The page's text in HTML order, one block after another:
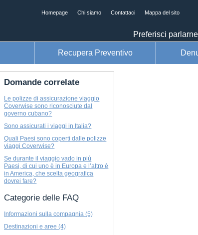
Homepage Chi siamo Contattaci Mappa del sito
Preferisci
Recupera Preventivo
Domande correlate
Le polizze di assicurazione viaggio
Coverwise sono riconosciute dal
governo cubano?
Sono assicurati i viaggi in Italia?
Quali Paesi sono coperti dalle polizze
viaggi Coverwise?
Se durante il viaggio vado in più
Paesi, di cui uno è in Europa e l’altro è
in America, che scelta geografica
dovrei fare?
Categorie delle FAQ
Informazioni sulla compagnia (5)
Destinazioni e aree (4)